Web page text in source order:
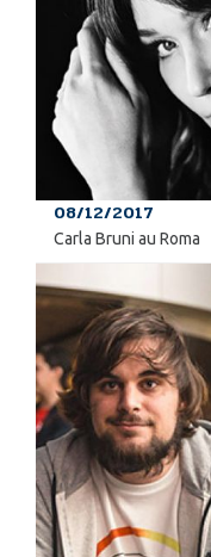
08/12/2017
Carla Bruni au Roma